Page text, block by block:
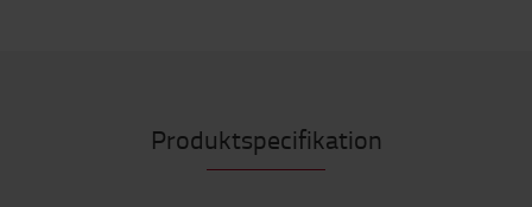
Produktspecifikation